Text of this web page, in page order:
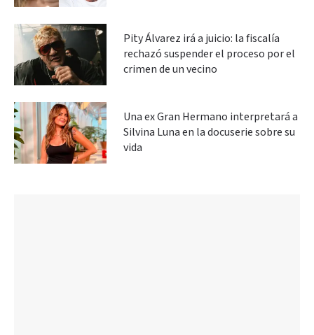
Pity Álvarez irá a juicio: la fiscalía
rechazó suspender el proceso por el
crimen de un vecino
Una ex Gran Hermano interpretará a
Silvina Luna en la docuserie sobre su
vida